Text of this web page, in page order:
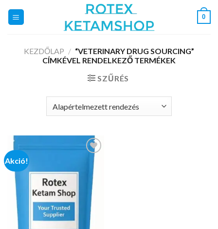
0
KEZDŐLAP / “VETERINARY DRUG SOURCING”
CÍMKÉVEL RENDELKEZŐ TERMÉKEK
SZŰRÉS
Akció!
Add to
wishlist